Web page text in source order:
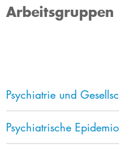
Arbeitsgruppen
Psychiatrie und